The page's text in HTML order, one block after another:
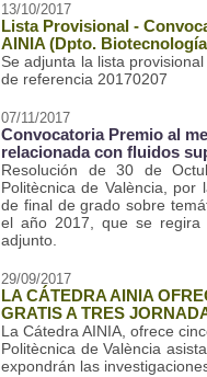
13/10/2017
Lista Provisional -
AINIA (Dpto.
Se adjunta la lista
de referencia 20170207
07/11/2017
Convocatoria Premio al
relacionada con fluidos
Resolución de 30 de
Politècnica de València,
de final de grado sobre
el año 2017, que se
adjunto.
29/09/2017
LA CÁTEDRA AINIA
GRATIS A TRES
La Cátedra AINIA, ofrece
Politècnica de València
expondrán las